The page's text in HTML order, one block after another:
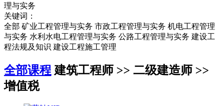
理与实务
关键词：
全部 矿业工程管理与实务 市政工程管理与实务 机电工程管理
与实务 水利水电工程管理与实务 公路工程管理与实务 建设工
程法规及知识 建设工程施工管理
全部课程 建筑工程师 >> 二级建造师 >>
增值税